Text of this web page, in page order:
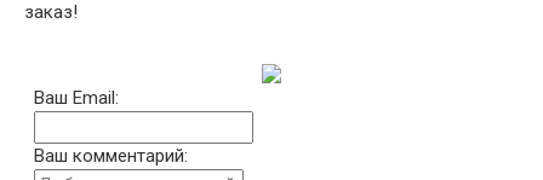
заказ!
Ваш Email:
Ваш комментарий: